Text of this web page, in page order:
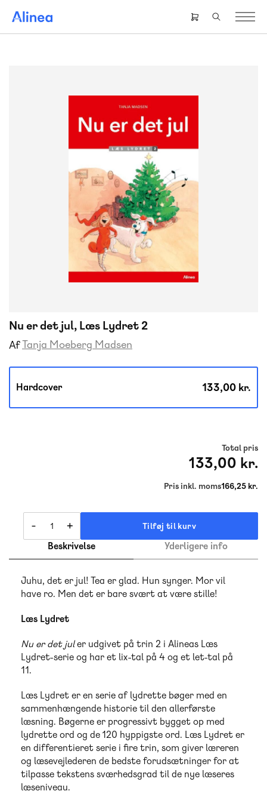
hovedindhold
Header
right
Nu er det jul, Læs Lydret 2
AfTanja Moeberg Madsen
Hardcover 133,00 kr.
Total pris
133,00 kr.
Pris inkl. moms166,25 kr.
- + Tilføj til kurv
Beskrivelse Yderligere info
Juhu, det er jul! Tea er glad. Hun synger. Mor vil
have ro. Men det er bare svært at være stille!
Læs Lydret
Nu er det juler udgivet på trin 2 i Alineas Læs
Lydret-serie og har et lix-tal på 4 og et let-tal på
11.
Læs Lydret er en serie af lydrette bøger med en
sammenhængende historie til den allerførste
læsning. Bøgerne er progressivt bygget op med
lydrette ord og de 120 hyppigste ord. Læs Lydret er
en differentieret serie i fire trin, som giver læreren
og læsevejlederen de bedste forudsætninger for at
tilpasse tekstens sværhedsgrad til de nye læseres
læseniveau.